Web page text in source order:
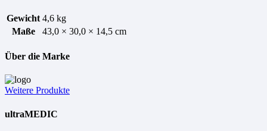
Gewicht 4,6 kg
Maße
43,0 × 30,0 × 14,5 cm
Über die Marke
Weitere Produkte
ultraMEDIC